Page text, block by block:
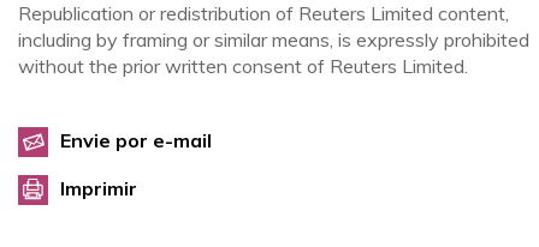
Republication or redistribution of Reuters Limited content,
including by framing or similar means, is expressly prohibited
without the prior written consent of Reuters Limited.
Envie por e-mail
Imprimir